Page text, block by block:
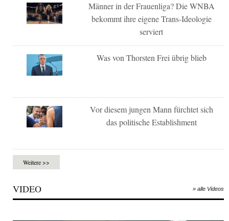
Männer in der Frauenliga? Die WNBA
bekommt ihre eigene Trans-Ideologie
serviert
Was von Thorsten Frei übrig blieb
Vor diesem jungen Mann fürchtet sich
das politische Establishment
Weitere >>
VIDEO » alle Videos